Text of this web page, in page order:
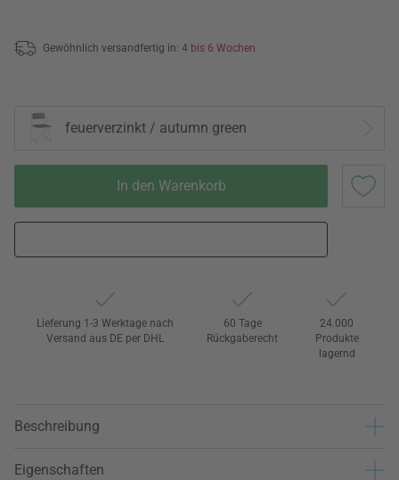
Gewöhnlich versandfertig in: 4 bis 6 Wochen
feuerverzinkt / autumn green
In den Warenkorb
Lieferung 1-3 Werktage nach
Versand aus DE per DHL
60 Tage
Rückgaberecht
24.000
Produkte
lagernd
Beschreibung
Eigenschaften